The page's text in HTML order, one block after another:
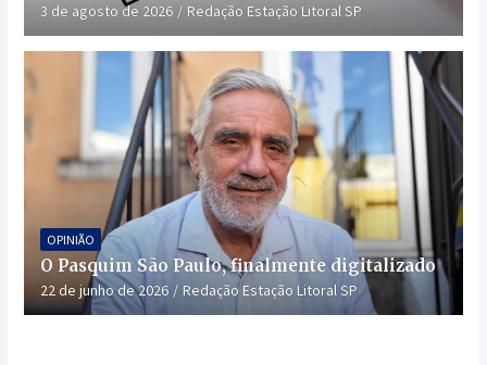
3 de agosto de 2026 Redação Estação Litoral SP
OPINIÃO
O Pasquim São Paulo, finalmente digitalizado
22 de junho de 2026 Redação Estação Litoral SP